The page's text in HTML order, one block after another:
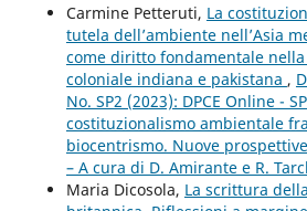
Carmine Petteruti, La
tutela dell’ambiente nell’Asia
come diritto fondamentale
coloniale indiana e pakistana ,
No. SP2 (2023): DPCE Online -
costituzionalismo ambientale
biocentrismo. Nuove
– A cura di D. Amirante e R.
Maria Dicosola, La scrittura